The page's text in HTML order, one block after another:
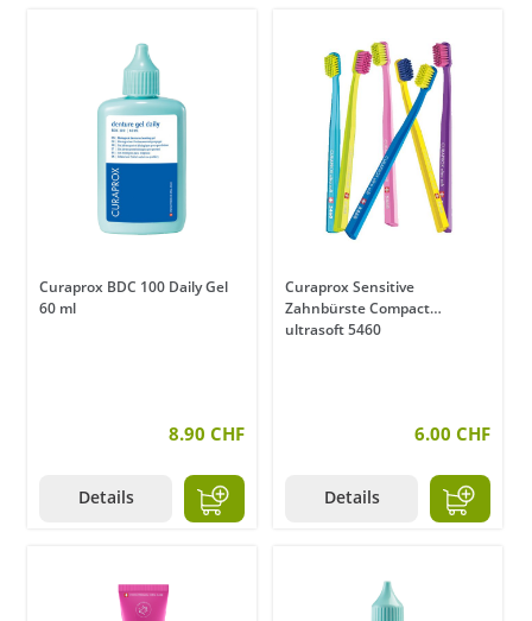
Curaprox BDC 100 Daily Gel
60 ml
8.90 CHF
Details
Curaprox Sensitive
Zahnbürste Compact
ultrasoft 5460
6.00 CHF
Details